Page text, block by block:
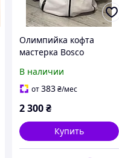
Олимпийка кофта
мастерка Bosco
белая 2026/27 / классик
В наличии
от383 ₴/мес
2 300 ₴
Купить